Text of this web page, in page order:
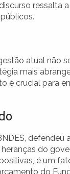
atual não
mais
é crucial para
defendeu
do
é um
do